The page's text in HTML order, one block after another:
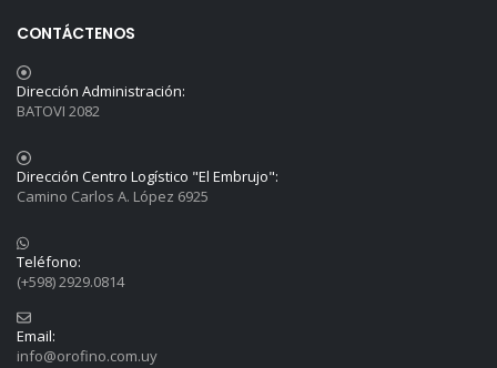
CONTÁCTENOS
Dirección Administración:
BATOVI 2082
Dirección Centro Logístico "El Embrujo":
Camino Carlos A. López 6925
Teléfono:
(+598) 2929.0814
Email:
info@orofino.com.uy